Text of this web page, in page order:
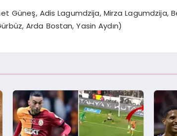
Güneş, Adis Lagumdzija, Mirza Lagumdzija,
Arda Bostan, Yasin Aydın)